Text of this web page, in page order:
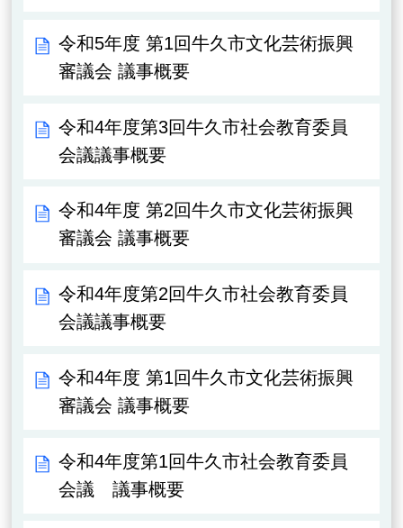
令和5年度 第1回牛久市文化芸術振興
審議会 議事概要
令和4年度第3回牛久市社会教育委員
会議議事概要
令和4年度 第2回牛久市文化芸術振興
審議会 議事概要
令和4年度第2回牛久市社会教育委員
会議議事概要
令和4年度 第1回牛久市文化芸術振興
審議会 議事概要
令和4年度第1回牛久市社会教育委員
会議 議事概要